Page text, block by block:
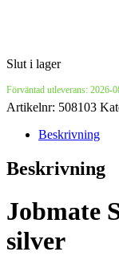
Slut i lager
Förväntad utleverans: 2026-
Artikelnr: 508103
Beskrivning
Beskrivning
Jobmate
silver